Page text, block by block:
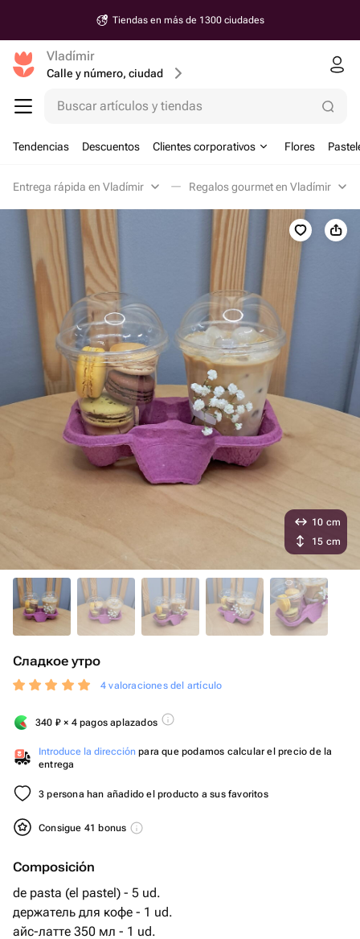
Tiendas en más de 1300 ciudades
Vladímir
Calle y número, ciudad
Buscar artículos y tiendas
Tendencias Descuentos Clientes corporativos Flores
Entrega rápida en Vladímir Regalos gourmet en Vladímir
Сладкое утро
4 valoraciones del artículo
340 ₽ × 4 pagos aplazados
Introduce la dirección para que podamos calcular el precio de la
entrega
3 persona han añadido el producto a sus favoritos
Consigue 41 bonus
Composición
de pasta (el pastel) - 5 ud.
держатель для кофе - 1 ud.
айс-латте 350 мл - 1 ud.
10 cm
15 cm